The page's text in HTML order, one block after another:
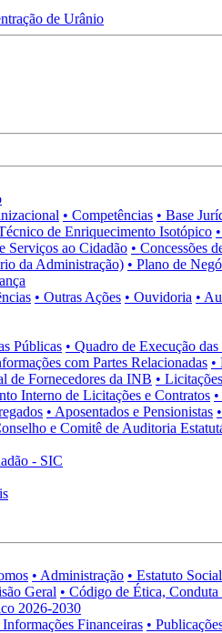
de Urânio
• Competências • Base
de Enriquecimento Isotópico
Serviços ao Cidadão • Concessões
da Administração) • Plano de
• Outras Ações • Ouvidoria •
Públicas • Quadro de Execução
com Partes Relacionadas •
de Fornecedores da INB • Licitações
Interno de Licitações e Contratos
• Aposentados e Pensionistas
e Comitê de Auditoria
- SIC
• Administração • Estatuto Social
Geral • Código de Ética,
2026-2030
Informações Financeiras •